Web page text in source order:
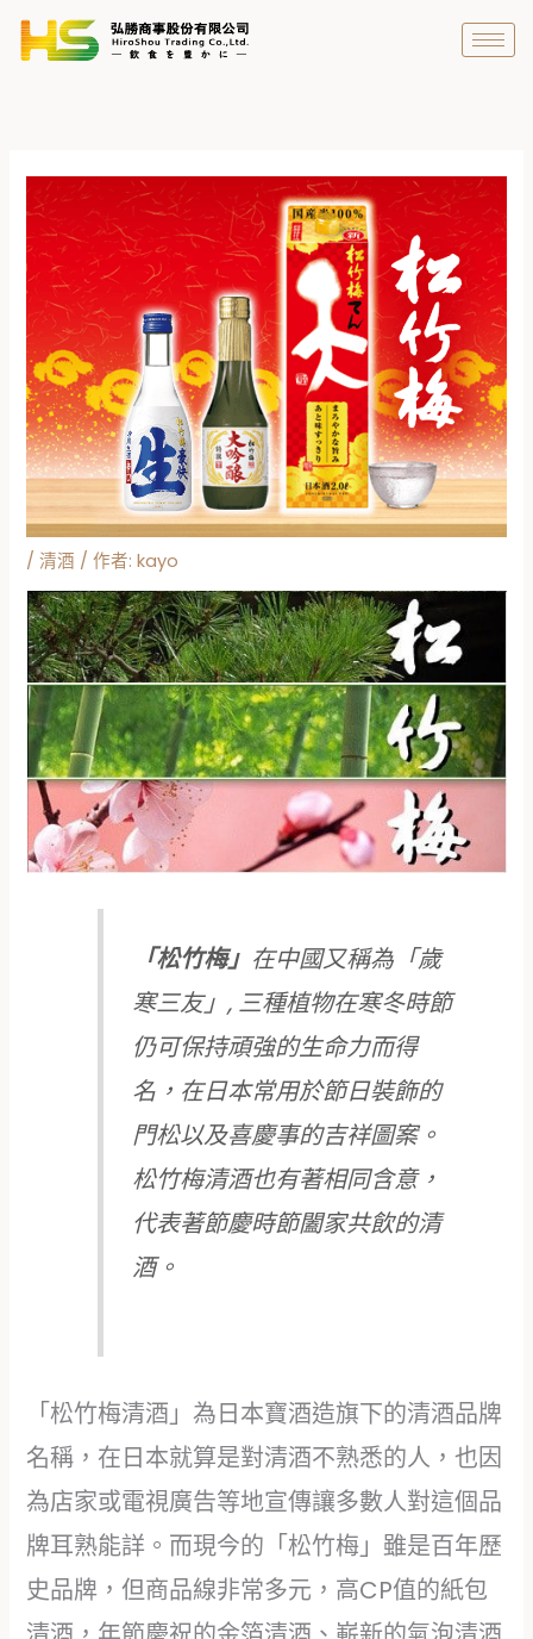
/清酒 / 作者:kayo
「松竹梅」 在中國又稱為「歲
寒三友」, 三種植物在寒冬時節
仍可保持頑強的生命力而得
名，在日本常用於節日裝飾的
門松以及喜慶事的吉祥圖案。
松竹梅清酒也有著相同含意，
代表著節慶時節闔家共飲的清
酒。
「松竹梅清酒」為日本寶酒造旗下的清酒品牌
名稱，在日本就算是對清酒不熟悉的人，也因
為店家或電視廣告等地宣傳讓多數人對這個品
牌耳熟能詳。而現今的「松竹梅」雖是百年歷
史品牌，但商品線非常多元，高CP值的紙包